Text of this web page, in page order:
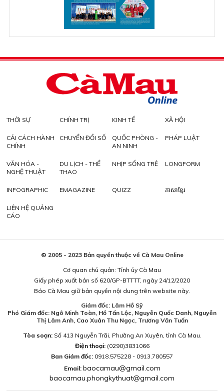
THỜI SỰ CHÍNH TRỊ KINH TẾ XÃ HỘI
CẢI CÁCH HÀNH
CHÍNH
CHUYỂN ĐỔI SỐ
QUỐC PHÒNG -
AN NINH
PHÁP LUẬT
VĂN HÓA -
NGHỆ THUẬT
DU LỊCH - THỂ
THAO
NHỊP SỐNG TRẺ LONGFORM
INFOGRAPHIC EMAGAZINE QUIZZ ភាសាខ្មែរ
LIÊN HỆ QUẢNG
CÁO
© 2005 - 2023 Bản quyền thuộc về Cà Mau Online
Cơ quan chủ quản: Tỉnh ủy Cà Mau
Giấy phép xuất bản số 620/GP-BTTTT, ngày 24/12/2020
Báo Cà Mau giữ bản quyền nội dung trên website này.
Giám đốc: Lâm Hồ Sỹ
Phó Giám đốc: Ngô Minh Toàn, Hồ Tấn Lộc, Nguyễn Quốc Danh, Nguyễn
Thị Lâm Anh, Cao Xuân Thu Ngọc, Trương Văn Tuấn
Tòa soạn:Số 413 Nguyễn Trãi, Phường An Xuyên, tỉnh Cà Mau.
Điện thoại: (0290)3831066
Ban Giám đốc: 0918.575228 - 0913.780557
Email: baocamau@gmail.com
baocamau.phongkythuat@gmail.com